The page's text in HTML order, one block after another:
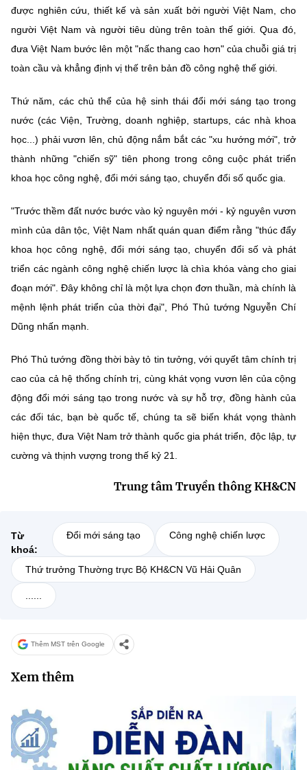
được nghiên cứu, thiết kế và sản xuất bởi người Việt Nam, cho
người Việt Nam và người tiêu dùng trên toàn thế giới. Qua đó,
đưa Việt Nam bước lên một "nấc thang cao hơn" của chuỗi giá trị
toàn cầu và khẳng định vị thế trên bản đồ công nghệ thế giới.
Thứ năm, các chủ thể của hệ sinh thái đổi mới sáng tạo trong
nước (các Viện, Trường, doanh nghiệp, startups, các nhà khoa
học...) phải vươn lên, chủ động nắm bắt các "xu hướng mới", trở
thành những "chiến sỹ" tiên phong trong công cuộc phát triển
khoa học công nghệ, đổi mới sáng tạo, chuyển đổi số quốc gia.
"Trước thềm đất nước bước vào kỷ nguyên mới - kỷ nguyên vươn
mình của dân tộc, Việt Nam nhất quán quan điểm rằng "thúc đẩy
khoa học công nghệ, đổi mới sáng tạo, chuyển đổi số và phát
triển các ngành công nghệ chiến lược là chìa khóa vàng cho giai
đoạn mới". Đây không chỉ là một lựa chọn đơn thuần, mà chính là
mệnh lệnh phát triển của thời đại", Phó Thủ tướng Nguyễn Chí
Dũng nhấn mạnh.
Phó Thủ tướng đồng thời bày tỏ tin tưởng, với quyết tâm chính trị
cao của cả hệ thống chính trị, cùng khát vọng vươn lên của cộng
động đổi mới sáng tạo trong nước và sự hỗ trợ, đồng hành của
các đối tác, bạn bè quốc tế, chúng ta sẽ biến khát vọng thành
hiện thực, đưa Việt Nam trở thành quốc gia phát triển, độc lập, tự
cường và thịnh vượng trong thế kỷ 21.
Trung tâm Truyền thông KH&CN
Từ
khoá:
Đổi mới sáng tạo Công nghệ chiến lược
Thứ trưởng Thường trực Bộ KH&CN Vũ Hải Quân
Thêm MST trên Google
Xem thêm